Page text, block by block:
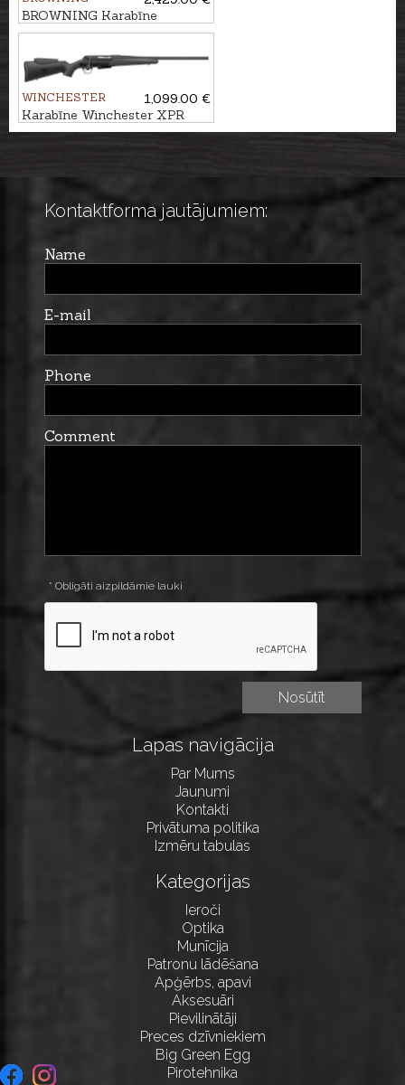
BROWNING Karabīne
MARAL 4X Hunter ADJ Black
WINCHESTER
1,099.00 €
Karabīne Winchester XPR
Varmint ADJ .30-06 M14x1
Kontaktforma jautājumiem:
Name
E-mail
Phone
Comment
* Obligāti aizpildāmie lauki
Lapas navigācija
Par Mums
Jaunumi
Kontakti
Privātuma politika
Izmēru tabulas
Kategorijas
Ieroči
Optika
Munīcija
Patronu lādēšana
Apģērbs, apavi
Aksesuāri
Pievilinātāji
Preces dzīvniekiem
Big Green Egg
Pirotehnika